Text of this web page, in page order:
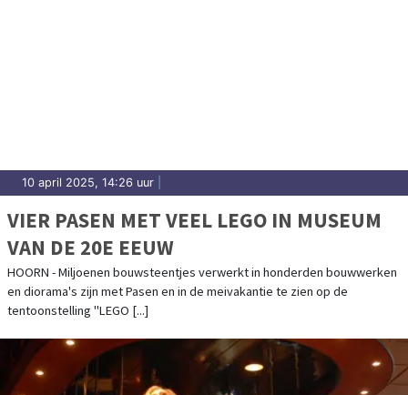
10 april 2025, 14:26 uur
VIER PASEN MET VEEL LEGO IN MUSEUM
VAN DE 20E EEUW
HOORN - Miljoenen bouwsteentjes verwerkt in honderden bouwwerken
en diorama's zijn met Pasen en in de meivakantie te zien op de
tentoonstelling "LEGO [...]